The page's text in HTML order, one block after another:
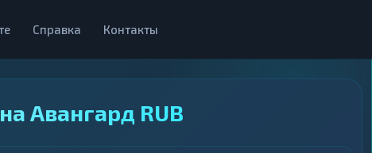
Справка Контакты
Авангард RUB